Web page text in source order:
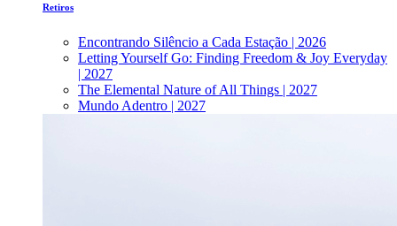
Retiros
Encontrando Silêncio a Cada Estação | 2026
Letting Yourself Go: Finding Freedom & Joy Everyday
| 2027
The Elemental Nature of All Things | 2027
Mundo Adentro | 2027